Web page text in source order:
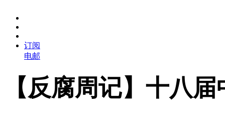
订阅
电邮
【反腐周记】十八